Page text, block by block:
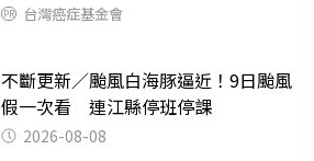
台灣癌症基金會
不斷更新／颱風白海豚逼近！9日颱風
假一次看 連江縣停班停課
2026-08-08